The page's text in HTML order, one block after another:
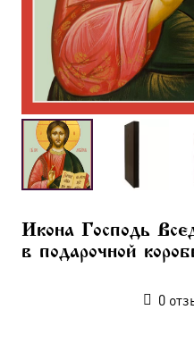
Икона Господь
в подарочной
0